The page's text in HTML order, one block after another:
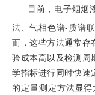
目前，电子烟烟
法、气相色谱-质谱
而，这些方法通常存
验成本高以及检测周
学指标进行同时快速
的定量测定方法显